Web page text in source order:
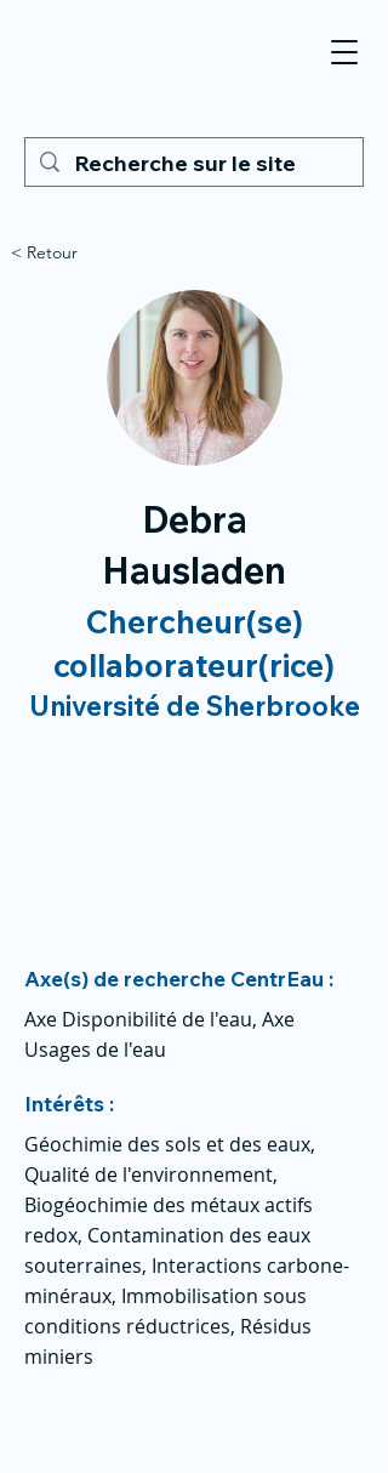
< Retour
Debra
Hausladen
Chercheur(se)
collaborateur(rice)
Université de Sherbrooke
Axe(s) de recherche CentrEau :
Axe Disponibilité de l'eau, Axe
Usages de l'eau
Intérêts :
Géochimie des sols et des eaux,
Qualité de l'environnement,
Biogéochimie des métaux actifs
redox, Contamination des eaux
souterraines, Interactions carbone-
minéraux, Immobilisation sous
conditions réductrices, Résidus
miniers